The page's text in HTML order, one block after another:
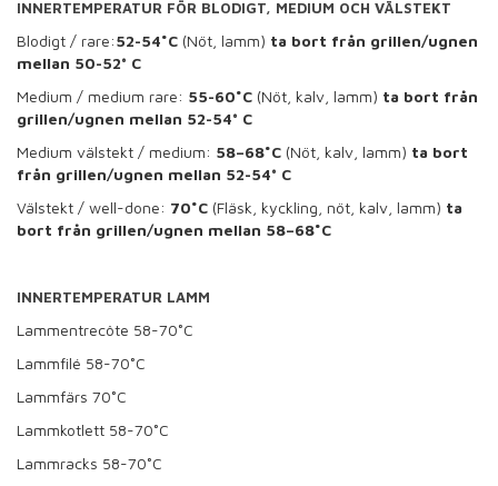
INNERTEMPERATUR FÖR BLODIGT, MEDIUM OCH VÄLSTEKT
Blodigt / rare:52-54˚C (Nöt, lamm) ta bort från grillen/ugnen
mellan 50-52° C
Medium / medium rare: 55-60˚C (Nöt, kalv, lamm) ta bort från
grillen/ugnen mellan 52-54° C
Medium välstekt / medium: 58–68˚C (Nöt, kalv, lamm) ta bort
från grillen/ugnen mellan 52-54° C
Välstekt / well-done: 70˚C (Fläsk, kyckling, nöt, kalv, lamm) ta
bort från grillen/ugnen mellan 58–68˚C
INNERTEMPERATUR LAMM
Lammentrecôte 58-70˚C
Lammfilé 58-70˚C
Lammfärs 70˚C
Lammkotlett 58-70˚C
Lammracks 58-70˚C